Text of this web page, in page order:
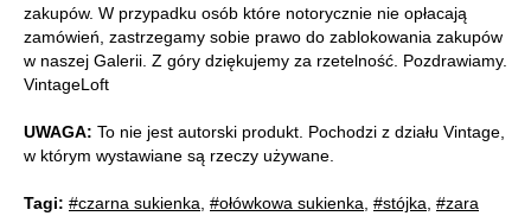
zakupów. W przypadku osób które notorycznie nie opłacają
zamówień, zastrzegamy sobie prawo do zablokowania zakupów
w naszej Galerii. Z góry dziękujemy za rzetelność. Pozdrawiamy.
VintageLoft
UWAGA: To nie jest autorski produkt. Pochodzi z działu Vintage,
w którym wystawiane są rzeczy używane.
Tagi: #czarna sukienka #ołówkowa sukienka #stójka #zara